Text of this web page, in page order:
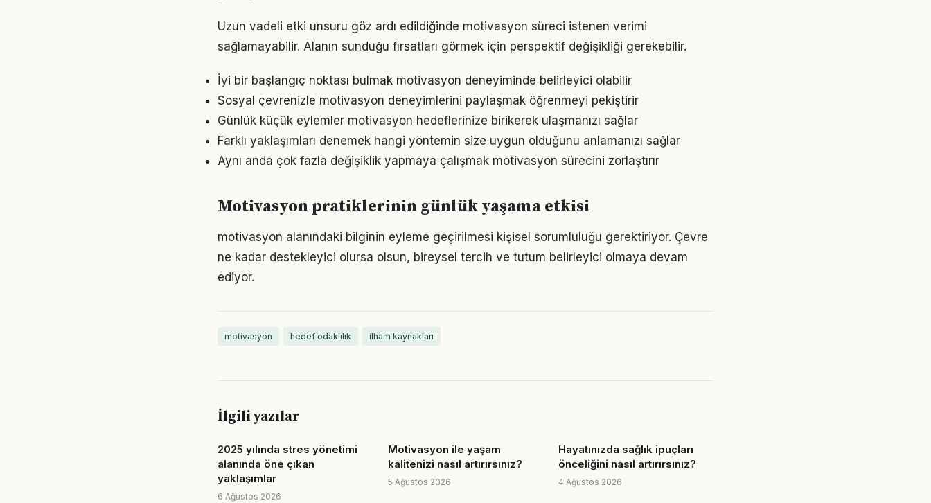
Uzun vadeli etki unsuru göz ardı edildiğinde motivasyon süreci istenen verimi
sağlamayabilir. Alanın sunduğu fırsatları görmek için perspektif değişikliği gerekebilir.
İyi bir başlangıç noktası bulmak motivasyon deneyiminde belirleyici olabilir
Sosyal çevrenizle motivasyon deneyimlerini paylaşmak öğrenmeyi pekiştirir
Günlük küçük eylemler motivasyon hedeflerinize birikerek ulaşmanızı sağlar
Farklı yaklaşımları denemek hangi yöntemin size uygun olduğunu anlamanızı sağlar
Aynı anda çok fazla değişiklik yapmaya çalışmak motivasyon sürecini zorlaştırır
Motivasyon pratiklerinin günlük yaşama etkisi
motivasyon alanındaki bilginin eyleme geçirilmesi kişisel sorumluluğu gerektiriyor. Çevre
ne kadar destekleyici olursa olsun, bireysel tercih ve tutum belirleyici olmaya devam
ediyor.
motivasyon hedef odaklılık ilham kaynakları
İlgili yazılar
2025 yılında stres yönetimi
alanında öne çıkan
yaklaşımlar
6 Ağustos 2026
Motivasyon ile yaşam
kalitenizi nasıl artırırsınız?
5 Ağustos 2026
Hayatınızda sağlık ipuçları
önceliğini nasıl artırırsınız?
4 Ağustos 2026